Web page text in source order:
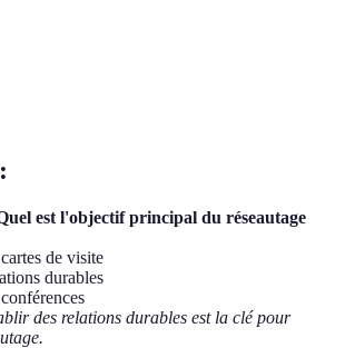
est l'objectif principal du réseautage
de visite
durables
des relations durables est la clé pour